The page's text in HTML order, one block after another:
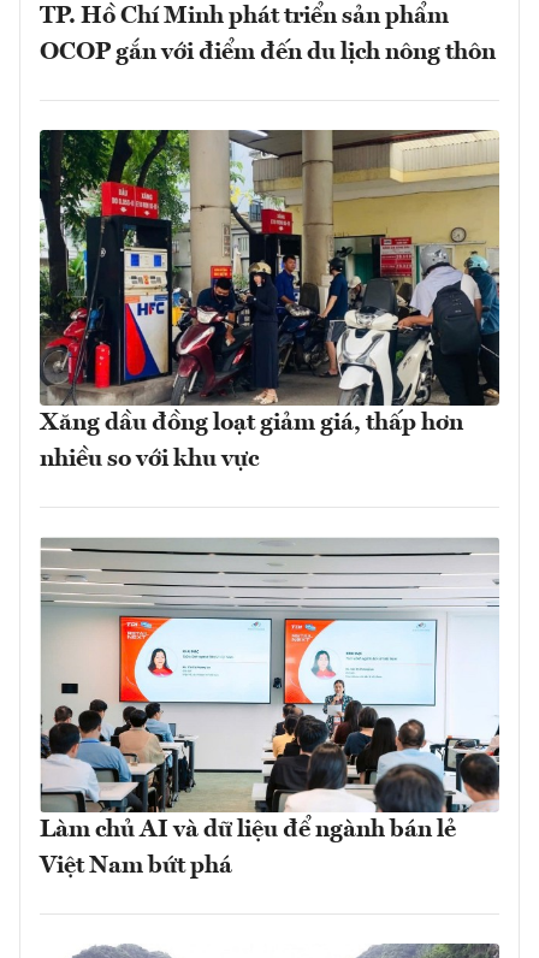
TP. Hồ Chí Minh phát triển sản phẩm
OCOP gắn với điểm đến du lịch nông thôn
Xăng dầu đồng loạt giảm giá, thấp hơn
nhiều so với khu vực
Làm chủ AI và dữ liệu để ngành bán lẻ
Việt Nam bứt phá